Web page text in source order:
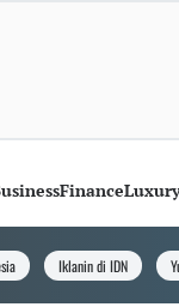
FinanceLuxury
Iklanin di IDN